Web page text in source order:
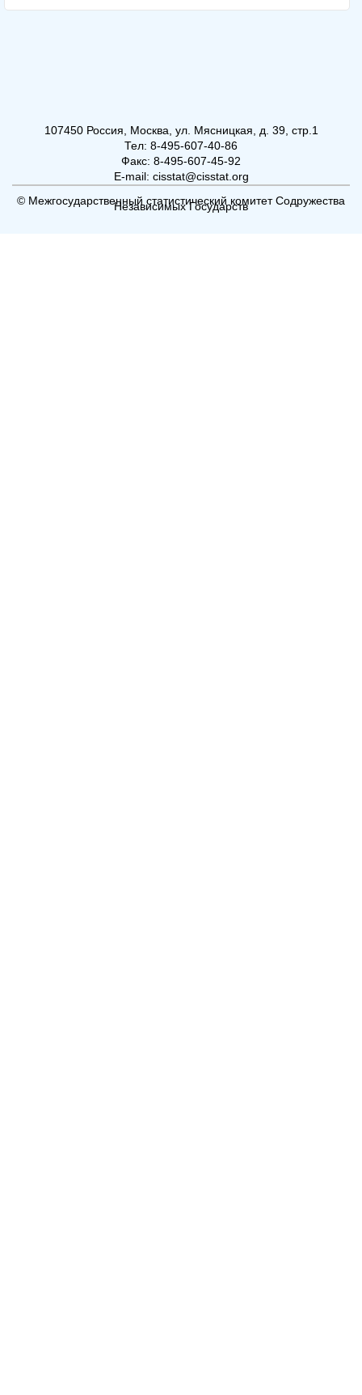
107450 Россия, Москва, ул. Мясницкая, д. 39, стр.1
Тел: 8-495-607-40-86
Факс: 8-495-607-45-92
E-mail: cisstat@cisstat.org
© Межгосударственный статистический комитет Содружества
Независимых Государств